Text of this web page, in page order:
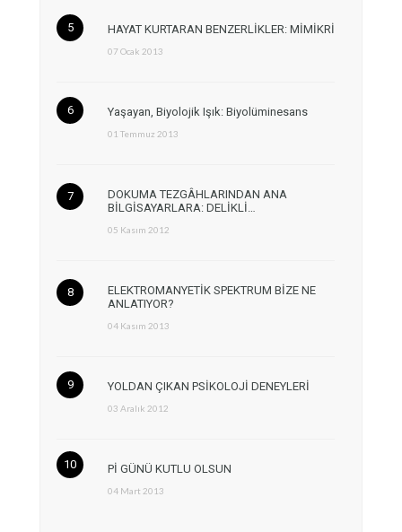
HAYAT KURTARAN BENZERLİKLER: MİMİKRİ
07 Ocak 2013
Yaşayan, Biyolojik Işık: Biyolüminesans
01 Temmuz 2013
DOKUMA TEZGÂHLARINDAN ANA
BİLGİSAYARLARA: DELİKLİ…
05 Kasım 2012
ELEKTROMANYETİK SPEKTRUM BİZE NE
ANLATIYOR?
04 Kasım 2013
YOLDAN ÇIKAN PSİKOLOJİ DENEYLERİ
03 Aralık 2012
Pİ GÜNÜ KUTLU OLSUN
04 Mart 2013